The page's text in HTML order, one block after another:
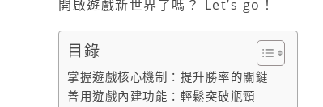
開啟遊戲新世界了嗎？ Let’s go！
目錄
掌握遊戲核心機制：提升勝率的關鍵
善用遊戲內建功能：輕鬆突破瓶頸